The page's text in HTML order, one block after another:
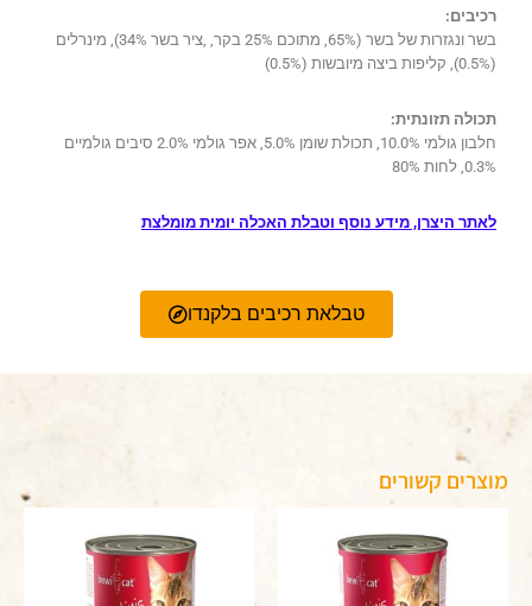
רכיבים:
בשר ונגזרות של בשר (65%, מתוכם 25% בקר, ,ציר בשר 34%), מינרלים
(0.5%), קליפות ביצה מיובשות (0.5%)
תכולה תזונתית:
חלבון גולמי 10.0%, תכולת שומן 5.0%, אפר גולמי 2.0% סיבים גולמיים
0.3%, לחות 80%
לאתר היצרן, מידע נוסף וטבלת האכלה יומית מומלצת
טבלאת רכיבים בלקנדו
מוצרים קשורים